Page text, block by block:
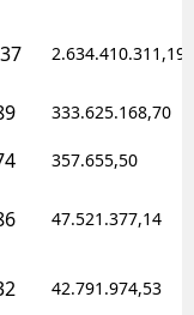
2.634.410.311,19
333.625.168,70
357.655,50
47.521.377,14
42.791.974,53